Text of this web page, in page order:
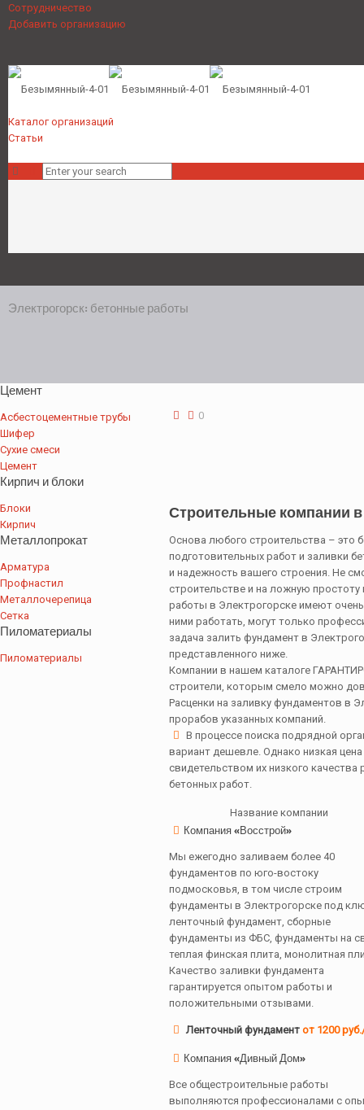
Сотрудничество
Добавить организацию
Каталог организаций
Статьи
Электрогорск: бетонные работы
0
Строительные компании в
Основа любого строительства – это
подготовительных работ и заливки
и надежность вашего строения. Не
строительстве и на ложную
работы в Электрогорске имеют
ними работать, могут только
задача залить фундамент в
представленного ниже.
Компании в нашем каталоге
строители, которым смело можно
Расценки на заливку фундаментов в
прорабов указанных компаний.
В процессе поиска подрядной
вариант дешевле. Однако низкая
свидетельством их низкого качества
бетонных работ.
Название компании
Компания «Восстрой»
Мы ежегодно заливаем более 40
фундаментов по юго-востоку
подмосковья, в том числе строим
фундаменты в Электрогорске под
ленточный фундамент, сборные
фундаменты из ФБС, фундаменты на
теплая финская плита, монолитная
Качество заливки фундамента
гарантируется опытом работы и
положительными отзывами.
Ленточный фундамент от 1200
Компания «Дивный Дом»
Все общестроительные работы
выполняются профессионалами с
Цемент
Асбестоцементные трубы
Шифер
Сухие смеси
Цемент
Кирпич и блоки
Блоки
Кирпич
Металлопрокат
Арматура
Профнастил
Металлочерепица
Сетка
Пиломатериалы
Пиломатериалы